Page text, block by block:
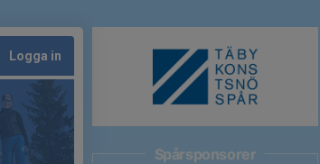
Logga in
Spårsponsorer